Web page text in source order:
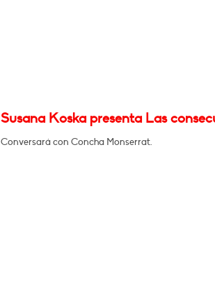
Susana Koska presenta Las
Conversará con Concha Monserrat.